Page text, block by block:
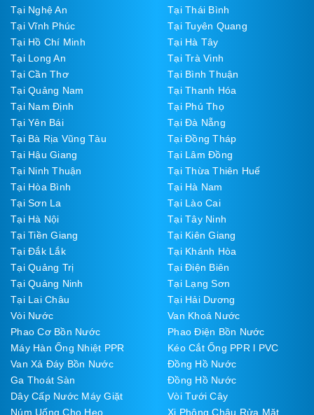
Tại Nghệ An
Tại Thái Bình
Tại Vĩnh Phúc
Tại Tuyên Quang
Tại Hồ Chí Minh
Tại Hà Tây
Tại Long An
Tại Trà Vinh
Tại Cần Thơ
Tại Bình Thuận
Tại Quảng Nam
Tại Thanh Hóa
Tại Nam Định
Tại Phú Thọ
Tại Yên Bái
Tại Đà Nẵng
Tại Bà Rịa Vũng Tàu
Tại Đồng Tháp
Tại Hậu Giang
Tại Lâm Đồng
Tại Ninh Thuận
Tại Thừa Thiên Huế
Tại Hòa Bình
Tại Hà Nam
Tại Sơn La
Tại Lào Cai
Tại Hà Nội
Tại Tây Ninh
Tại Tiền Giang
Tại Kiên Giang
Tại Đắk Lắk
Tại Khánh Hòa
Tại Quảng Trị
Tại Điện Biên
Tại Quảng Ninh
Tại Lạng Sơn
Tại Lai Châu
Tại Hải Dương
Vòi Nước
Van Khoá Nước
Phao Cơ Bồn Nước
Phao Điện Bồn Nước
Máy Hàn Ống Nhiệt PPR
Kéo Cắt Ống PPR l PVC
Van Xả Đáy Bồn Nước
Đồng Hồ Nước
Ga Thoát Sàn
Đồng Hồ Nước
Dây Cấp Nước Máy Giặt
Vòi Tưới Cây
Núm Uống Cho Heo
Xi Phông Chậu Rửa Mặt